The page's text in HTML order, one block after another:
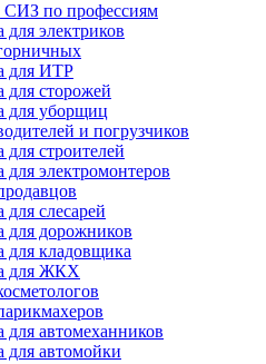
СИЗ по профессиям
электриков
для ИТР
для сторожей
для уборщиц
и погрузчиков
строителей
электромонтеров
слесарей
для дорожников
для кладовщика
для ЖКХ
автомеханников
для автомойки